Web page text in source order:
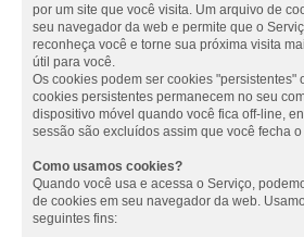
por um site que você visita. Um arquivo de
seu navegador da web e permite que o
reconheça você e torne sua próxima visita
útil para você.
Os cookies podem ser cookies "persistentes"
cookies persistentes permanecem no seu
dispositivo móvel quando você fica off-line,
sessão são excluídos assim que você fecha o
Como usamos cookies?
Quando você usa e acessa o Serviço,
de cookies em seu navegador da web.
seguintes fins: